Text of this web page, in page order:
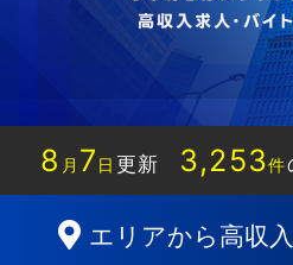
8 月 7 日 更新 3,253件
エリアから高収